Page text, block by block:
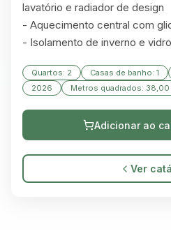
lavatório e radiador de design
- Aquecimento central com
- Isolamento de inverno e
Quartos: 2 Casas de banho: 1
2026
Metros quadrados: 38,00
Adicionar ao
Ver